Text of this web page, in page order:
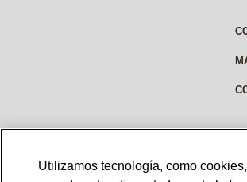
Utilizamos tecnología, como